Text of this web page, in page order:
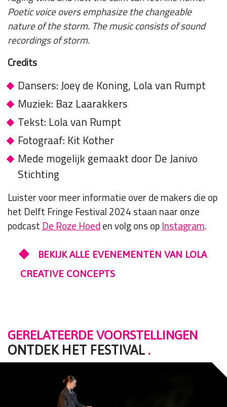
Poetic voice overs emphasize the changeable
nature of the storm. The music consists of sound
recordings of storm.
Credits
Dansers: Joey de Koning, Lola van Rumpt
Muziek: Baz Laarakkers
Tekst: Lola van Rumpt
Fotograaf: Kit Kother
Mede mogelijk gemaakt door De Janivo
Stichting
Luister voor meer informatie over de makers die op
het Delft Fringe Festival 2024 staan naar onze
podcastDe Roze Hoeden volg ons opInstagram.
BEKIJK ALLE EVENEMENTEN VAN LOLA
CREATIVE CONCEPTS
GERELATEERDE VOORSTELLINGEN
ONTDEK HET FESTIVAL .